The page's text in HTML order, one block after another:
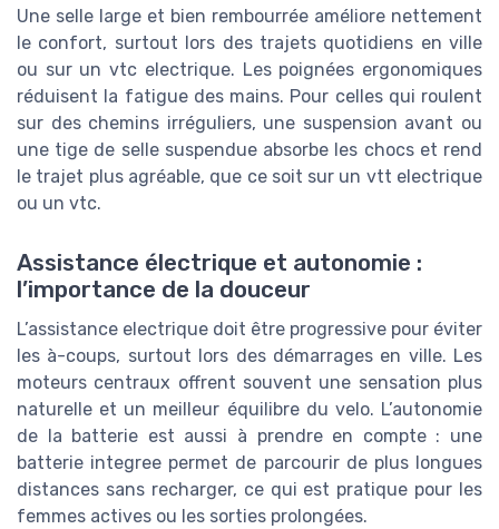
Une selle large et bien rembourrée améliore nettement
le confort, surtout lors des trajets quotidiens en ville
ou sur un vtc electrique. Les poignées ergonomiques
réduisent la fatigue des mains. Pour celles qui roulent
sur des chemins irréguliers, une suspension avant ou
une tige de selle suspendue absorbe les chocs et rend
le trajet plus agréable, que ce soit sur un vtt electrique
ou un vtc.
Assistance électrique et autonomie :
l’importance de la douceur
L’assistance electrique doit être progressive pour éviter
les à-coups, surtout lors des démarrages en ville. Les
moteurs centraux offrent souvent une sensation plus
naturelle et un meilleur équilibre du velo. L’autonomie
de la batterie est aussi à prendre en compte : une
batterie integree permet de parcourir de plus longues
distances sans recharger, ce qui est pratique pour les
femmes actives ou les sorties prolongées.